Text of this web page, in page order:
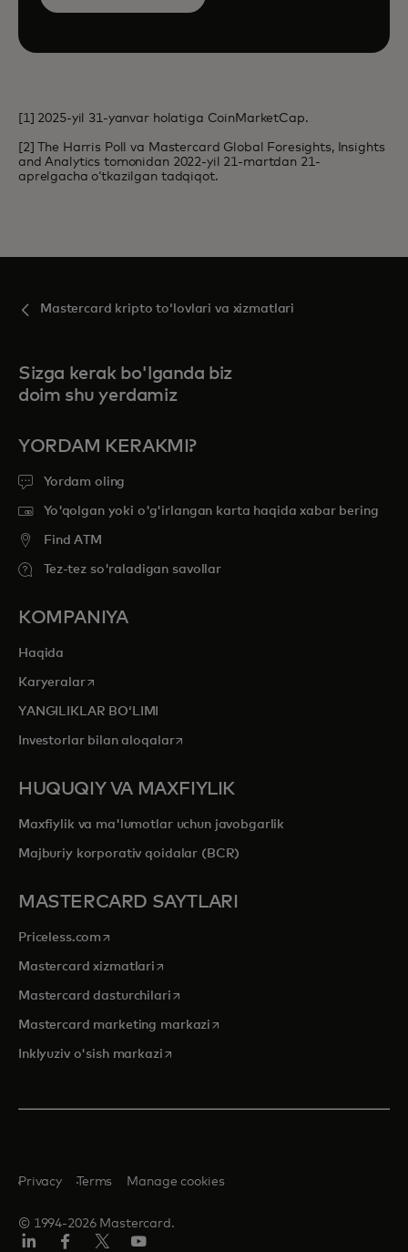
[1] 2025-yil 31-yanvar holatiga CoinMarketCap.
[2] The Harris Poll va Mastercard Global Foresights, Insights
and Analytics tomonidan 2022-yil 21-martdan 21-
aprelgacha oʻtkazilgan tadqiqot.
Mastercard kripto toʻlovlari va xizmatlari
Sizga kerak bo'lganda biz
doim shu yerdamiz
YORDAM KERAKMI?
Yordam oling
Yo'qolgan yoki o'g'irlangan karta haqida xabar bering
Find ATM
Tez-tez so'raladigan savollar
KOMPANIYA
Haqida
Karyeralaropens in a new tab
YANGILIKLAR BOʻLIMI
Investorlar bilan aloqalaropens in a new tab
HUQUQIY VA MAXFIYLIK
Maxfiylik va ma'lumotlar uchun javobgarlik
Majburiy korporativ qoidalar (BCR)
MASTERCARD SAYTLARI
Priceless.com opens in a new tab
Mastercard xizmatlari opens in a new tab
Mastercard dasturchilariopens in a new tab
Mastercard marketing markazi opens in a new tab
Inklyuziv o'sish markaziopens in a new tab
© 1994-2026 Mastercard.
Privacy Terms Manage cookies